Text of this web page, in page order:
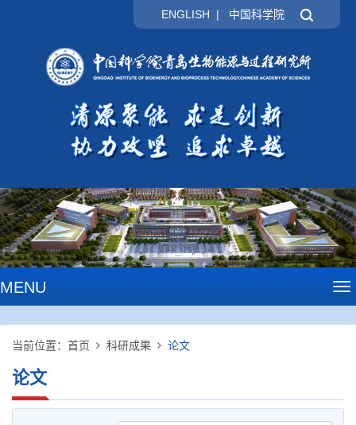
ENGLISH | 中国科学院
MENU
当前位置： 首页 科研成果 论文
论文